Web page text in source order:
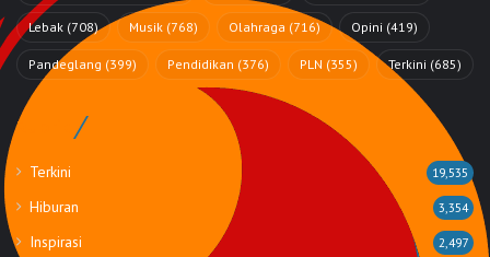
Lebak (708) Musik (768) Olahraga (716) Opini (419)
Pandeglang (399) Pendidikan (376) PLN (355) Terkini (685)
Rubrik
Terkini 19,535
Hiburan 3,354
Inspirasi 2,497